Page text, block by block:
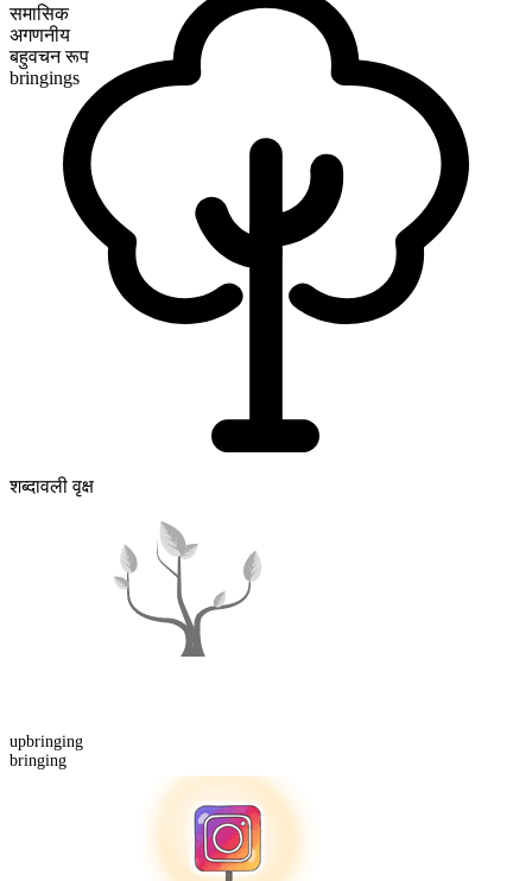
समासिक
अगणनीय
बहुवचन रूप
bringings
शब्दावली वृक्ष
upbringing
bringing